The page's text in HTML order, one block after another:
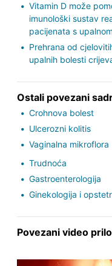
Vitamin D može
imunološki sustav
pacijenata s
Prehrana od
upalnih bolesti
Ostali povezani
Crohnova bolest
Ulcerozni kolitis
Vaginalna mikroflora
Trudnoća
Gastroenterologija
Ginekologija i
Povezani video